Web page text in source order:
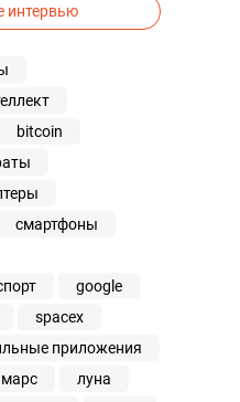
интервью
bitcoin
смартфоны
google
spacex
приложения
марс
луна